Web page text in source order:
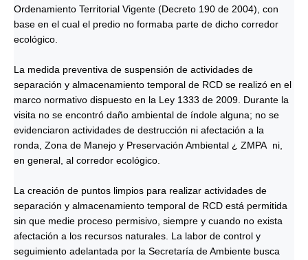
Ordenamiento Territorial Vigente (Decreto 190 de 2004), con
base en el cual el predio no formaba parte de dicho corredor
ecológico.
La medida preventiva de suspensión de actividades de
separación y almacenamiento temporal de RCD se realizó en el
marco normativo dispuesto en la Ley 1333 de 2009. Durante la
visita no se encontró daño ambiental de índole alguna; no se
evidenciaron actividades de destrucción ni afectación a la
ronda, Zona de Manejo y Preservación Ambiental ¿ ZMPA ni,
en general, al corredor ecológico.
La creación de puntos limpios para realizar actividades de
separación y almacenamiento temporal de RCD está permitida
sin que medie proceso permisivo, siempre y cuando no exista
afectación a los recursos naturales. La labor de control y
seguimiento adelantada por la Secretaría de Ambiente busca